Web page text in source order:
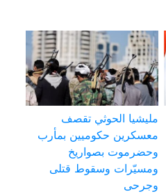
مليشيا الحوثي تقصف
معسكرين حكوميين بمأرب
وحضرموت بصواريخ
ومسيّرات وسقوط قتلى
وجرحى